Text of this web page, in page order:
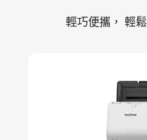
輕巧便攜， 輕